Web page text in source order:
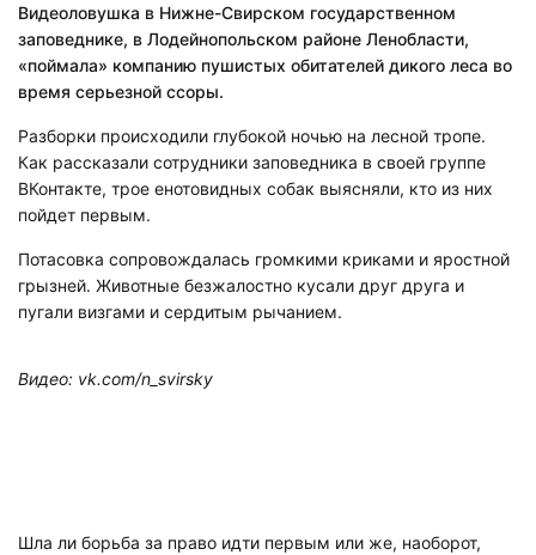
Видеоловушка в Нижне-Свирском государственном
заповеднике, в Лодейнопольском районе Ленобласти,
«поймала» компанию пушистых обитателей дикого леса во
время серьезной ссоры.
Разборки происходили глубокой ночью на лесной тропе.
Как рассказали сотрудники заповедника в своей группе
ВКонтакте, трое енотовидных собак выясняли, кто из них
пойдет первым.
Потасовка сопровождалась громкими криками и яростной
грызней. Животные безжалостно кусали друг друга и
пугали визгами и сердитым рычанием.
Видео: vk.com/n_svirsky
Шла ли борьба за право идти первым или же, наоборот,